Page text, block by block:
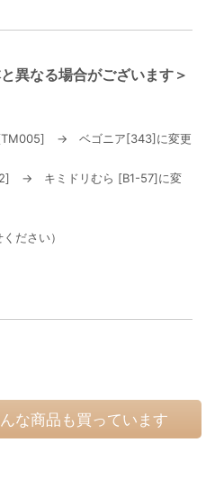
異なる場合がございます＞
[TM005] → ベゴニア[343]に変更
→ キミドリむら [B1-57]に変
ださい）
な商品も買っています